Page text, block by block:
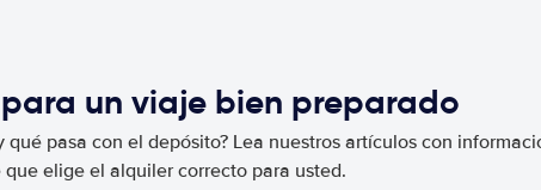
un viaje bien preparado
qué pasa con el depósito? Lea nuestros artículos con
elige el alquiler correcto para usted.